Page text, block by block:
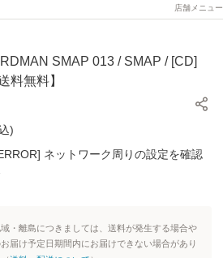
店舗メニュー
SMAP 013 / SMAP / [CD]
料無料】
)
ネットワーク周りの設定を確認
・離島につきましては、送料が発生する場合や
届け予定日期間内にお届けできない場合があり